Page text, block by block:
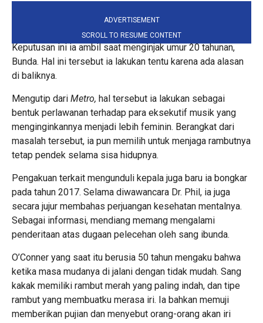
ADVERTISEMENT
SCROLL TO RESUME CONTENT
Keputusan ini ia ambil saat menginjak umur 20 tahunan,
Bunda. Hal ini tersebut ia lakukan tentu karena ada alasan
di baliknya.
Mengutip dari Metro, hal tersebut ia lakukan sebagai
bentuk perlawanan terhadap para eksekutif musik yang
menginginkannya menjadi lebih feminin. Berangkat dari
masalah tersebut, ia pun memilih untuk menjaga rambutnya
tetap pendek selama sisa hidupnya.
Pengakuan terkait mengunduli kepala juga baru ia bongkar
pada tahun 2017. Selama diwawancara Dr. Phil, ia juga
secara jujur membahas perjuangan kesehatan mentalnya.
Sebagai informasi, mendiang memang mengalami
penderitaan atas dugaan pelecehan oleh sang ibunda.
O’Conner yang saat itu berusia 50 tahun mengaku bahwa
ketika masa mudanya di jalani dengan tidak mudah. Sang
kakak memiliki rambut merah yang paling indah, dan tipe
rambut yang membuatku merasa iri. Ia bahkan memuji
memberikan pujian dan menyebut orang-orang akan iri